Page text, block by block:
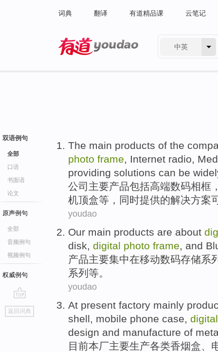
词典 翻译 有道精品课 云笔记
中英
双语例句
全部
口语
书面语
论文
原声例句
全部
音频例句
视频例句
权威例句
go
top
返回词典
The main products of the
photo frame, Internet radio,
providing solutions can be
公司 主要产品包括高端数码相框
机顶盒等 ， 同时提供的解决方案
youdao
Our main products are about
disk, digital photo frame, and
产品主要集中在移动数码存储系
系列 等。
youdao
At present factory mainly
shell, mobile phone case digital
design and manufacture of
目前本厂主要生产各类香烟盒 、